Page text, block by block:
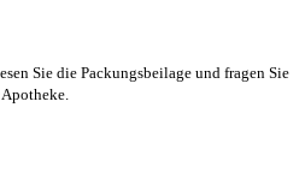
Sie die Packungsbeilage und fragen Sie